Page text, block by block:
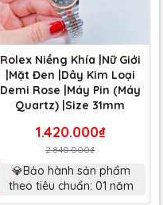
Rolex Niềng Khía |Nữ Giới
|Mặt Đen |Dây Kim Loại
Demi Rose |Máy Pin (Máy
Quartz) |Size 31mm
1.420.000₫
2.840.000₫
💎Bảo hành sản phẩm
theo tiêu chuẩn: 01 năm